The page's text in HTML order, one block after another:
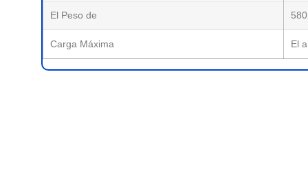
El Peso de
Carga Máxima El